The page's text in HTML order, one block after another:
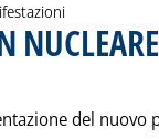
del nuovo